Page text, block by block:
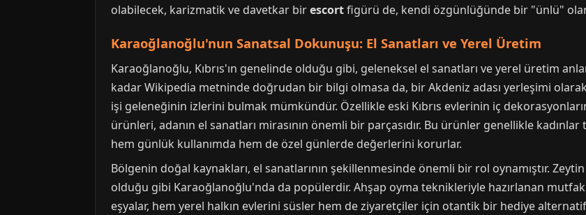
olabilecek, karizmatik ve davetkar birescortfigürü de, kendi özgünlüğünde bir "ünlü"
Karaoğlanoğlu'nun Sanatsal Dokunuşu: El Sanatları ve Yerel Üretim
Karaoğlanoğlu, Kıbrıs'ın genelinde olduğu gibi, geleneksel el sanatları ve yerel üretim
kadar Wikipedia metninde doğrudan bir bilgi olmasa da, bir Akdeniz adası yerleşimi
işi geleneğinin izlerini bulmak mümkündür. Özellikle eski Kıbrıs evlerinin iç
ürünleri, adanın el sanatları mirasının önemli bir parçasıdır. Bu ürünler genellikle kadınlar
hem günlük kullanımda hem de özel günlerde değerlerini korurlar.
Bölgenin doğal kaynakları, el sanatlarının şekillenmesinde önemli bir rol oynamıştır. Zeytin
olduğu gibi Karaoğlanoğlu'nda da popülerdir. Ahşap oyma teknikleriyle hazırlanan
eşyalar, hem yerel halkın evlerini süsler hem de ziyaretçiler için otantik bir hediye